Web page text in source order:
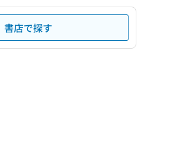
書店で探す